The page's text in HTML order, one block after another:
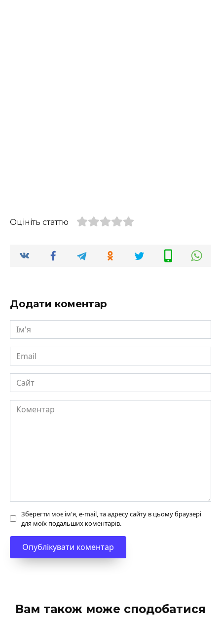
Оцініть статтю
Додати коментар
Ім'я
Email
Сайт
Коментар
Зберегти моє ім'я, e-mail, та адресу сайту в цьому браузері
для моїх подальших коментарів.
Вам також може сподобатися